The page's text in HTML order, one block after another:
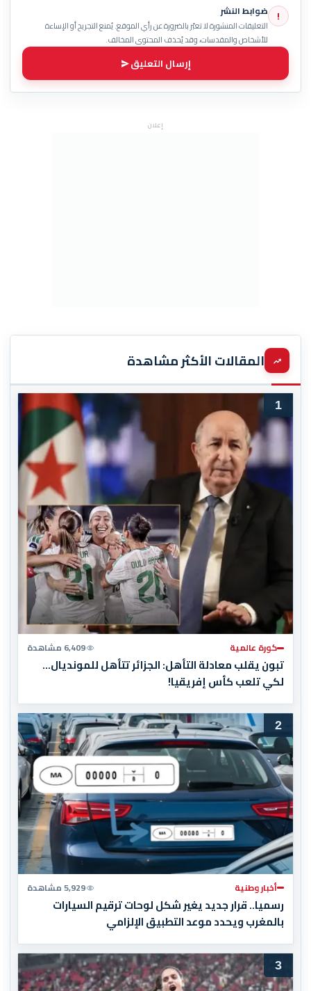
! ضوابط النشر
التعليقات المنشورة لا تعبّر بالضرورة عن رأي الموقع. يُمنع التجريح أو الإساءة
للأشخاص والمقدسات، وقد يُحذف المحتوى المخالف.
إرسال التعليق
إعلان
المقالات الأكثر مشاهدة
1
كورة عالمية 6,409 مشاهدة
تبون يقلب معادلة التأهل: الجزائر تتأهل للمونديال…
لكي تلعب كأس إفريقيا!
2
أخبار وطنية 5,929 مشاهدة
رسميا.. قرار جديد يغير شكل لوحات ترقيم السيارات
بالمغرب ويحدد موعد التطبيق الإلزامي
3